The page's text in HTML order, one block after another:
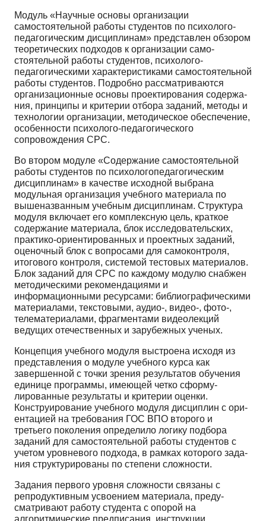
Модуль «Научные основы организации
самостоятельной работы студентов по психолого­
педагогическим дисциплинам» представлен обзором
теоретических подходов к организации само­
стоятельной работы студентов, психолого-
педагогическими характеристиками самостоятельной
работы студентов. Подробно рассматриваются
организационные основы проектирования содержа­
ния, принципы и критерии отбора заданий, методы и
технологии организации, методическое обеспе­чение,
особенности психолого-педагогического
сопровождения СРС.
Во втором модуле «Содержание самостоятельной
работы студентов по психолого­педагогическим
дисциплинам» в качестве исходной выбрана
модульная организация учебного ма­териала по
вышеназванным учебным дисциплинам. Структура
модуля включает его комплексную цель, краткое
содержание материала, блок исследовательских,
практико-ориентированных и проект­ных заданий,
оценочный блок с вопросами для самоконтроля,
итогового контроля, системой тесто­вых материалов.
Блок заданий для СРС по каждому модулю снабжен
методическими рекомендация­ми и
информационными ресурсами: библиографическими
материалами, текстовыми, аудио-, видео-, фото-,
телематериалами, фрагментами видеолекций
ведущих отечественных и зарубежных ученых.
Концепция учебного модуля выстроена исходя из
представления о модуле учебного курса как
завершенной с точки зрения результатов обучения
единице программы, имеющей четко сформу­
лированные результаты и критерии оценки.
Конструирование учебного модуля дисциплин с ори­
ентацией на требования ГОС ВПО второго и
третьего поколения определило логику подбора
зада­ний для самостоятельной работы студентов с
учетом уровневого подхода, в рамках которого зада­
ния структурированы по степени сложности.
Задания первого уровня сложности связаны с
репродуктивным усвоением материала, преду­
сматривают работу студента с опорой на
алгоритмические предписания, инструкции,